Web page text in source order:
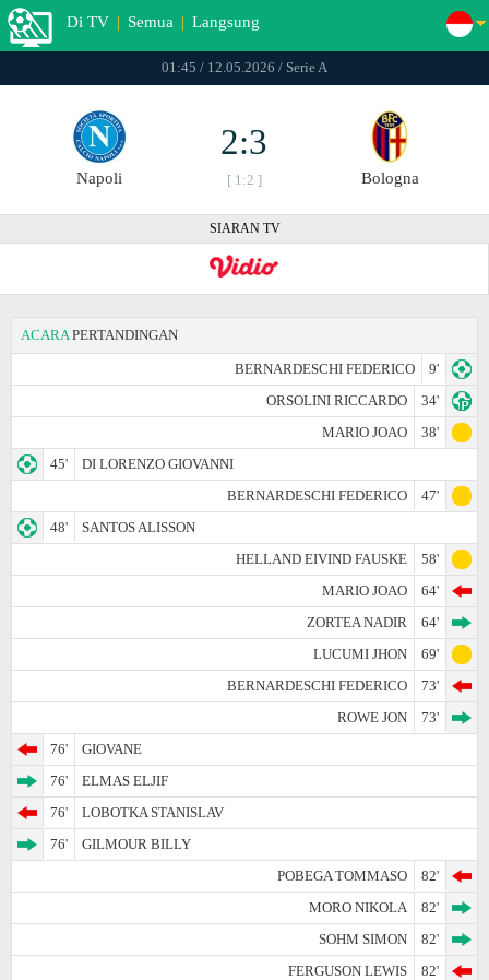
Di TV | Semua | Langsung
01:45 / 12.05.2026 / Serie A
Napoli
2:3
[ 1:2 ] Bologna
SIARAN TV
ACARA PERTANDINGAN
BERNARDESCHI FEDERICO
9'
ORSOLINI RICCARDO
34'
MARIO JOAO
38'
45'
DI LORENZO GIOVANNI
BERNARDESCHI FEDERICO
47'
48'
SANTOS ALISSON
HELLAND EIVIND FAUSKE
58'
MARIO JOAO
64'
ZORTEA NADIR
64'
LUCUMI JHON
69'
BERNARDESCHI FEDERICO
73'
ROWE JON
73'
76'
GIOVANE
76'
ELMAS ELJIF
76'
LOBOTKA STANISLAV
76'
GILMOUR BILLY
POBEGA TOMMASO
82'
MORO NIKOLA
82'
SOHM SIMON
82'
FERGUSON LEWIS
82'